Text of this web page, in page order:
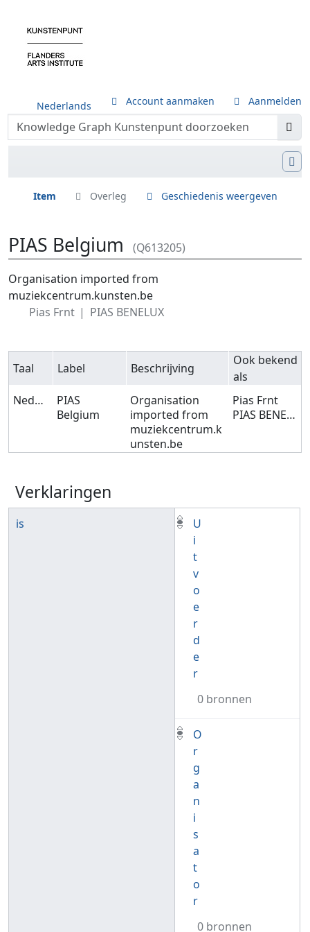
Nederlands Account aanmaken Aanmelden
Item Overleg Geschiedenis weergeven
PIAS Belgium (Q613205)
Ga naar:navigatie,zoeken
Organisation imported from
muziekcentrum.kunsten.be
Pias Frnt
PIAS BENELUX
Taal Label Beschrijving
Ook bekend
als
Nederlands
PIAS
Belgium
Organisation
imported from
muziekcentrum.k
unsten.be
Pias Frnt
PIAS BENELUX
Verklaringen
is
U
i
t
v
o
e
r
d
e
r
0 bronnen
O
r
g
a
n
i
s
a
t
o
r
0 bronnen